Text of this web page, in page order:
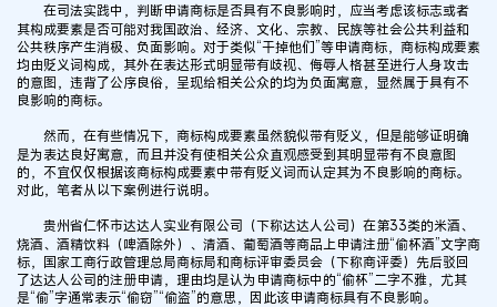
在司法实践中，判断申请商标是否具有不良影响时，应当考虑该标志或者
其构成要素是否可能对我国政治、经济、文化、宗教、民族等社会公共利益和
公共秩序产生消极、负面影响。对于类似“干掉他们”等申请商标，商标构成要素
均由贬义词构成，其外在表达形式明显带有歧视、侮辱人格甚至进行人身攻击
的意图，违背了公序良俗，呈现给相关公众的均为负面寓意，显然属于具有不
良影响的商标。
然而，在有些情况下，商标构成要素虽然貌似带有贬义，但是能够证明确
是为表达良好寓意，而且并没有使相关公众直观感受到其明显带有不良意图
的，不宜仅仅根据该商标构成要素中带有贬义词而认定其为不良影响的商标。
对此，笔者从以下案例进行说明。
贵州省仁怀市达达人实业有限公司（下称达达人公司）在第33类的米酒、
烧酒、酒精饮料（啤酒除外）、清酒、葡萄酒等商品上申请注册“偷杯酒”文字商
标，国家工商行政管理总局商标局和商标评审委员会（下称商评委）先后驳回
了达达人公司的注册申请，理由均是认为申请商标中的“偷杯”二字不雅，尤其
是“偷”字通常表示“偷窃”“偷盗”的意思，因此该申请商标具有不良影响。